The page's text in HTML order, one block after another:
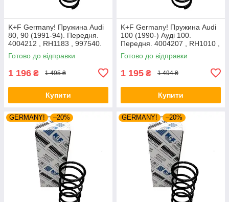
K+F Germany! Пружина Audi
80, 90 (1991-94). Передня.
4004212 , RH1183 , 997540.
К+Ф Німеччина
Готово до відправки
1 196 ₴ 1 495 ₴
Купити
K+F Germany! Пружина Audi
100 (1990-) Ауді 100.
Передня. 4004207 , RH1010 ,
997224. К+Ф Німеччина
Готово до відправки
1 195 ₴ 1 494 ₴
Купити
GERMANY! –20% GERMANY! –20%